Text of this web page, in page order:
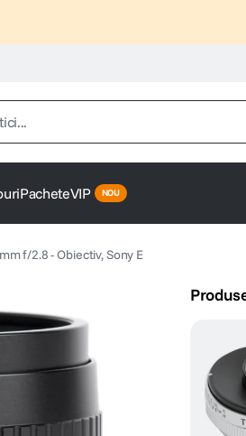
PacheteVIP
f/2.8 - Obiectiv, Sony E